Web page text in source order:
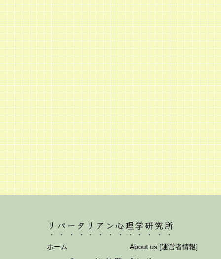
リバータリアン心理学研究所
ホーム
About us [運営者情報]